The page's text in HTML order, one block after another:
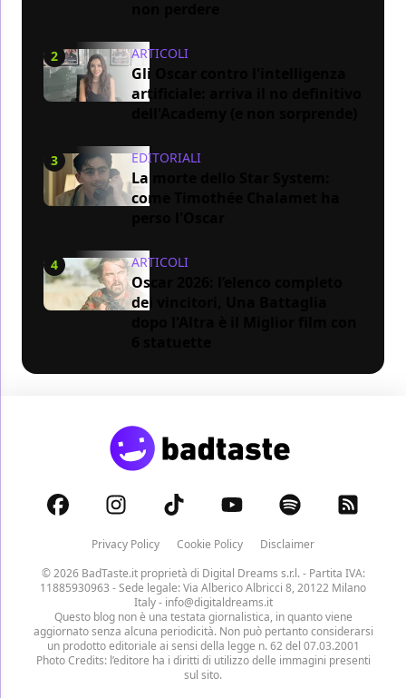
2 ARTICOLI
Gli Oscar contro l'intelligenza
artificiale: arriva il no definitivo
3 EDITORIALI
La morte dello Star System:
come Timothée Chalamet ha
4 ARTICOLI
Oscar 2026: l’elenco completo
dei vincitori, Una Battaglia
Privacy Policy Cookie Policy
Disclaimer
© 2026 BadTaste.it proprietà di Digital Dreams s.r.l.- Partita IVA:
11885930963 - Sede legale: Via Alberico Albricci 8, 20122 Milano
Italy - info@digitaldreams.it
Questo blog non è una testata giornalistica, in quanto viene
aggiornato senza alcuna periodicità. Non può pertanto considerarsi
un prodotto editoriale ai sensi della legge n. 62 del 07.03.2001
Photo Credits: l’editore ha i diritti di utilizzo delle immagini presenti
sul sito.